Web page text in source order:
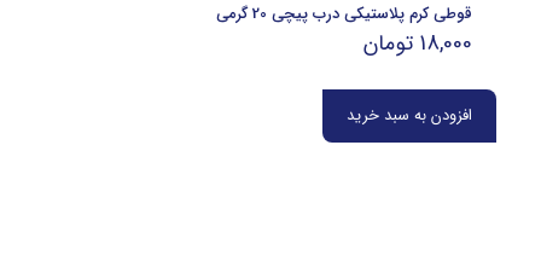
قوطی کرم پلاستیکی درب پیچی 20 گرمی
18,000 تومان
افزودن به سبد خرید